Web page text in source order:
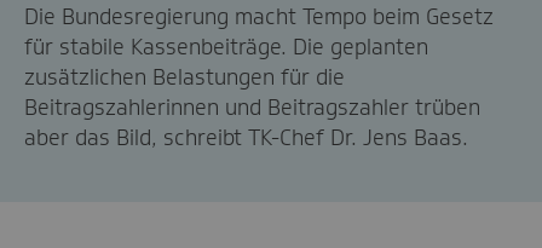
Die Bundesregierung macht Tempo beim Gesetz
für stabile Kassenbeiträge. Die geplanten
zusätzlichen Belastungen für die
Beitragszahlerinnen und Beitragszahler trüben
aber das Bild, schreibt TK-Chef Dr. Jens Baas.